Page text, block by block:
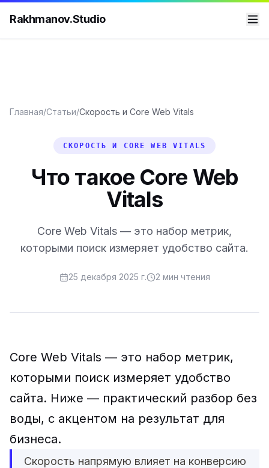
Rakhmanov.Studio
Главная/Статьи/Скорость и Core Web Vitals
СКОРОСТЬ И CORE WEB VITALS
Что такое Core Web
Vitals
Core Web Vitals — это набор метрик,
которыми поиск измеряет удобство сайта.
25 декабря 2025 г. 2 мин чтения
Core Web Vitals — это набор метрик,
которыми поиск измеряет удобство
сайта. Ниже — практический разбор без
воды, с акцентом на результат для
бизнеса.
Скорость напрямую влияет на конверсию